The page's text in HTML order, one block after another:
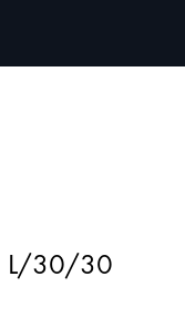
L/30/30